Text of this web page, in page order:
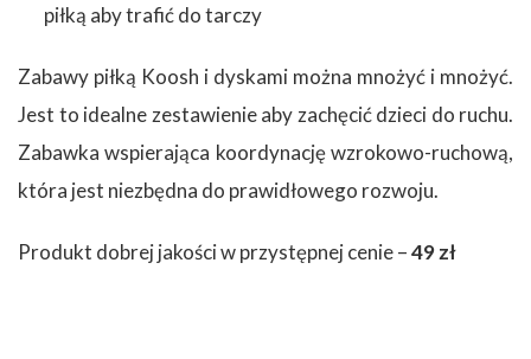
piłką aby trafić do tarczy
Zabawy piłką Koosh i dyskami można mnożyć i mnożyć.
Jest to idealne zestawienie aby zachęcić dzieci do ruchu.
Zabawka wspierająca koordynację wzrokowo-ruchową,
która jest niezbędna do prawidłowego rozwoju.
Produkt dobrej jakości w przystępnej cenie –49 zł